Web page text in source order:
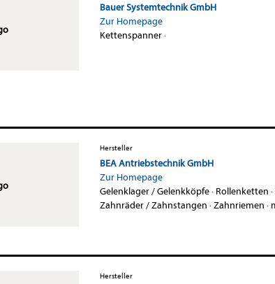
Bauer Systemtechnik GmbH
Zur Homepage
Kettenspanner·
Hersteller
BEA Antriebstechnik GmbH
Zur Homepage
Gelenklager / Gelenkköpfe· Rollenketten ·
Zahnräder / Zahnstangen ·Zahnriemen ·
Hersteller